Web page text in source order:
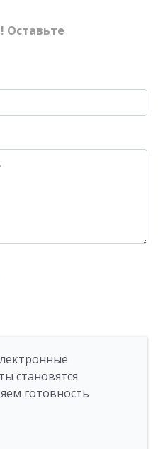
Оставьте
становятся
готовность